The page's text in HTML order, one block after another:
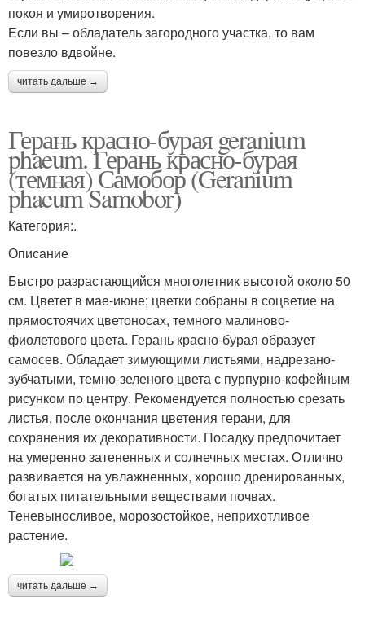
покоя и умиротворения.
Если вы – обладатель загородного участка, то вам
повезло вдвойне.
читать дальше →
Герань красно-бурая geranium
phaeum. Герань красно-бурая
(темная) Самобор (Geranium
phaeum Samobor)
Категория:.
Описание
Быстро разрастающийся многолетник высотой около 50
см. Цветет в мае-июне; цветки собраны в соцветие на
прямостоячих цветоносах, темного малиново-
фиолетового цвета. Герань красно-бурая образует
самосев. Обладает зимующими листьями, надрезано-
зубчатыми, темно-зеленого цвета с пурпурно-кофейным
рисунком по центру. Рекомендуется полностью срезать
листья, после окончания цветения герани, для
сохранения их декоративности. Посадку предпочитает
на умеренно затененных и солнечных местах. Отлично
развивается на увлажненных, хорошо дренированных,
богатых питательными веществами почвах.
Теневыносливое, морозостойкое, неприхотливое
растение.
читать дальше →